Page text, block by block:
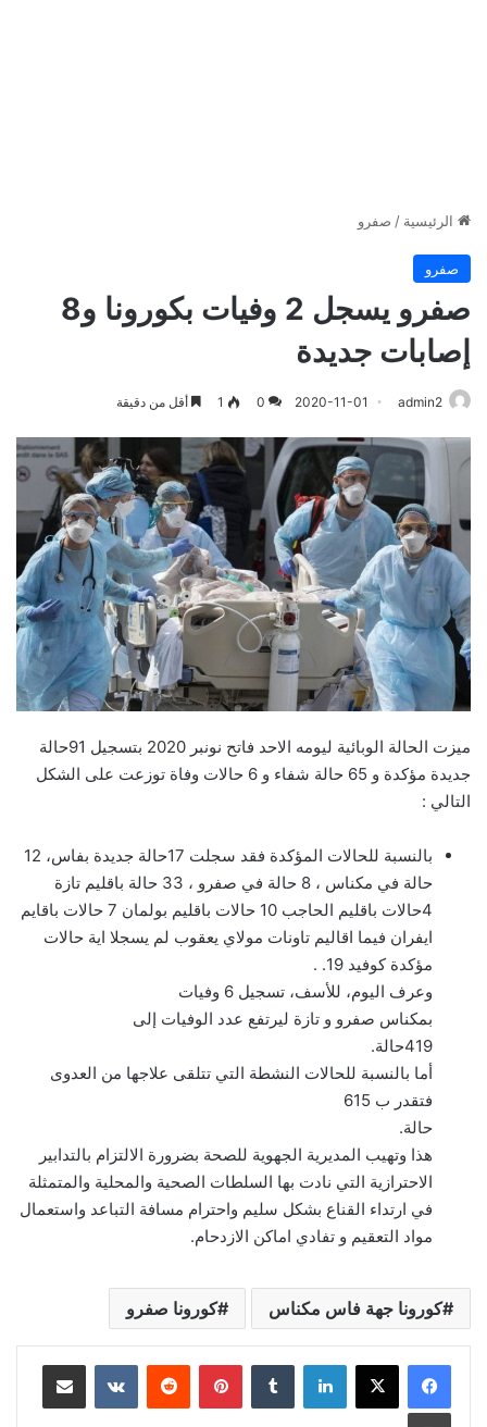
الرئيسية / صفرو
صفرو
صفرو يسجل 2 وفيات بكورونا و8
إصابات جديدة
admin2
2020-11-01
0
1 أقل من دقيقة
ميزت الحالة الوبائية ليومه الاحد فاتح نونبر 2020 بتسجيل 91حالة
جديدة مؤكدة و 65 حالة شفاء و 6 حالات وفاة توزعت على الشكل
التالي :
بالنسبة للحالات المؤكدة فقد سجلت 17حالة جديدة بفاس، 12
حالة في مكناس ، 8 حالة في صفرو ، 33 حالة باقليم تازة
4حالات باقليم الحاجب 10 حالات باقليم بولمان 7 حالات باقايم
ايفران فيما اقاليم تاونات مولاي يعقوب لم يسجلا اية حالات
مؤكدة كوفيد 19. .
وعرف اليوم، للأسف، تسجيل 6 وفيات
بمكناس صفرو و تازة ليرتفع عدد الوفيات إلى
419حالة.
أما بالنسبة للحالات النشطة التي تتلقى علاجها من العدوى
فتقدر ب 615
حالة.
هذا وتهيب المديرية الجهوية للصحة بضرورة الالتزام بالتدابير
الاحترازية التي نادت بها السلطات الصحية والمحلية والمتمثلة
في ارتداء القناع بشكل سليم واحترام مسافة التباعد واستعمال
مواد التعقيم و تفادي اماكن الازدحام.
كورونا جهة فاس مكناس كورونا صفرو
لينكدإن بينتيريست مشاركة عبر البريد
طباعة